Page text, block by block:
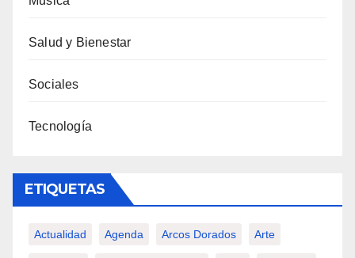
Salud y Bienestar
Sociales
Tecnología
ETIQUETAS
Actualidad Agenda Arcos Dorados Arte